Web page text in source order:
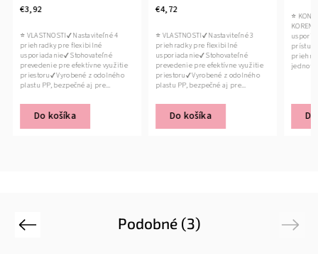
€3,92
Do košíka
⭐ VLASTNOSTI✔ Nastaviteľné 4
priehradky pre flexibilné
usporiadanie✔ Stohovateľné
prevedenie pre efektívne využitie
priestoru✔ Vyrobené z odolného
plastu PP, bezpečné aj pre...
€4,72
Do košíka
⭐ VLASTNOSTI✔ Nastaviteľné 3
priehradky pre flexibilné
usporiadanie✔ Stohovateľné
prevedenie pre efektívne využitie
priestoru✔ Vyrobené z odolného
plastu PP, bezpečné aj pre...
⭐
prístup
Podobné (3)
Previous Next